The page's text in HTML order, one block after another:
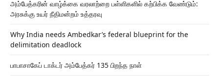
அம்பேத்கரின் வாழ்க்கை வரலாற்றை பள்ளிகளில் கற்பிக்க வேண்டும்:
அரசுக்கு உயர் நீதிமன்றம் உத்தரவு
Why India needs Ambedkar’s federal blueprint for the
delimitation deadlock
பாபாசாகேப் டாக்டர் அம்பேத்கர் 135 பிறந்த நாள்